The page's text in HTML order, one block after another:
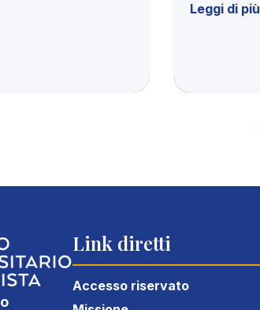
Leggi di più
Link diretti
Accesso riservato